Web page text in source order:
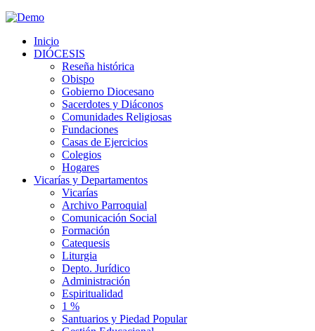
Inicio
DIÓCESIS
Reseña histórica
Obispo
Gobierno Diocesano
Sacerdotes y Diáconos
Comunidades Religiosas
Fundaciones
Casas de Ejercicios
Colegios
Hogares
Vicarías y Departamentos
Vicarías
Archivo Parroquial
Comunicación Social
Formación
Catequesis
Liturgia
Depto. Jurídico
Administración
Espiritualidad
1 %
Santuarios y Piedad Popular